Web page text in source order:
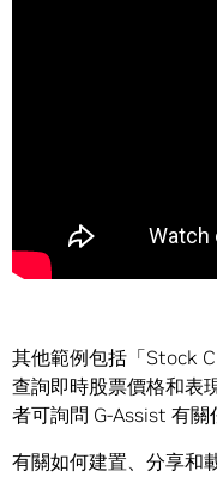
其他範例包括「Stock
查詢即時股票價格和表
者可詢問 G-Assist 有關
有關如何建置、分享和